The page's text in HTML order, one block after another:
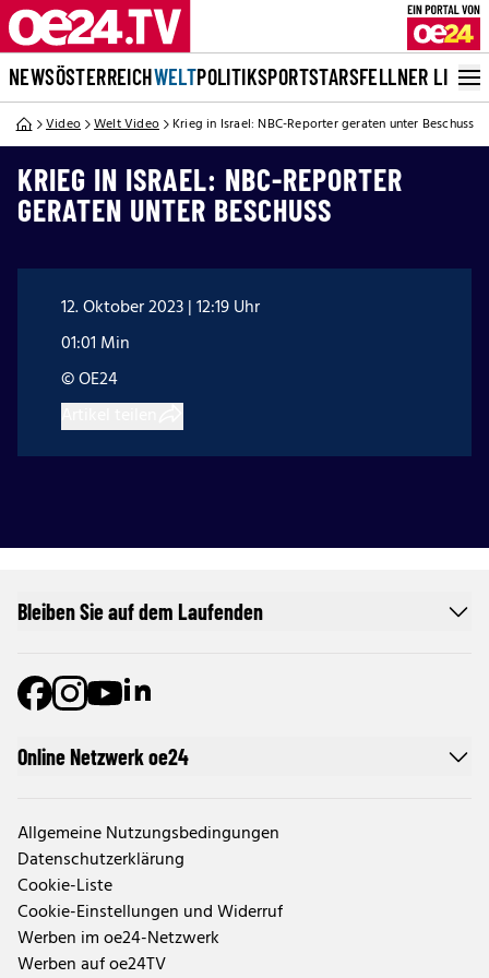
NEWSÖSTERREICHWELTPOLITIKSPORTSTARSFELLNER LIVE
Video Welt Video Krieg in Israel: NBC-Reporter geraten unter Beschuss
KRIEG IN ISRAEL: NBC-REPORTER
GERATEN UNTER BESCHUSS
12. Oktober 2023 | 12:19 Uhr
01:01 Min
© OE24
Online Netzwerk oe24
Allgemeine Nutzungsbedingungen
Datenschutzerklärung
Cookie-Liste
Cookie-Einstellungen und Widerruf
Werben im oe24-Netzwerk
Werben auf oe24TV
Bleiben Sie auf dem Laufenden